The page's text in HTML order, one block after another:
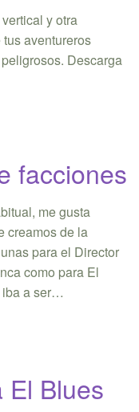
y otra
aventureros
Descarga
facciones
me gusta
creamos de la
para el Director
como para El
iba a ser…
El Blues